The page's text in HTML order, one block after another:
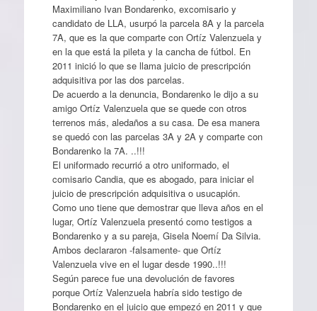
Maximiliano Ivan Bondarenko, excomisario y
candidato de LLA, usurpó la parcela 8A y la parcela
7A, que es la que comparte con Ortíz Valenzuela y
en la que está la pileta y la cancha de fútbol. En
2011 inició lo que se llama juicio de prescripción
adquisitiva por las dos parcelas.
De acuerdo a la denuncia, Bondarenko le dijo a su
amigo Ortíz Valenzuela que se quede con otros
terrenos más, aledaños a su casa. De esa manera
se quedó con las parcelas 3A y 2A y comparte con
Bondarenko la 7A. ..!!!
El uniformado recurrió a otro uniformado, el
comisario Candia, que es abogado, para iniciar el
juicio de prescripción adquisitiva o usucapión.
Como uno tiene que demostrar que lleva años en el
lugar, Ortíz Valenzuela presentó como testigos a
Bondarenko y a su pareja, Gisela Noemí Da Silvia.
Ambos declararon -falsamente- que Ortíz
Valenzuela vive en el lugar desde 1990..!!!
Según parece fue una devolución de favores
porque Ortíz Valenzuela habría sido testigo de
Bondarenko en el juicio que empezó en 2011 y que